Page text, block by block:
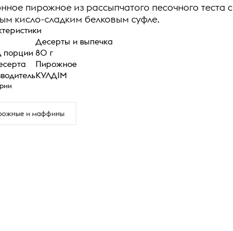
пирожное из рассыпчатого песочного теста с
кисло-сладким белковым суфле.
Десерты и выпечка
порции 80 г
Пирожное
КУЛДІМ
и маффины